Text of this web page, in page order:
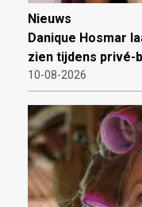
Nieuws
Danique Hosmar
zien tijdens privé-
10-08-2026